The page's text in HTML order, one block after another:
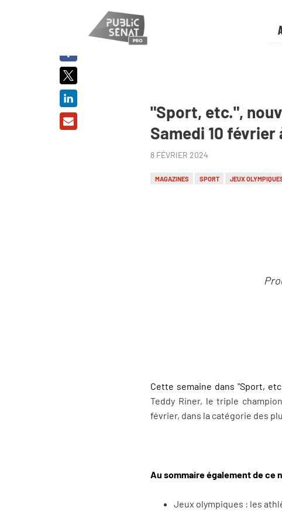
"Sport, etc.",
Samedi 10 février
8 FÉVRIER 2024
MAGAZINES SPORT JEUX
Cette semaine dans "Sport,
Teddy Riner, le triple
février, dans la catégorie des
Au sommaire également de ce
Jeux olympiques : les